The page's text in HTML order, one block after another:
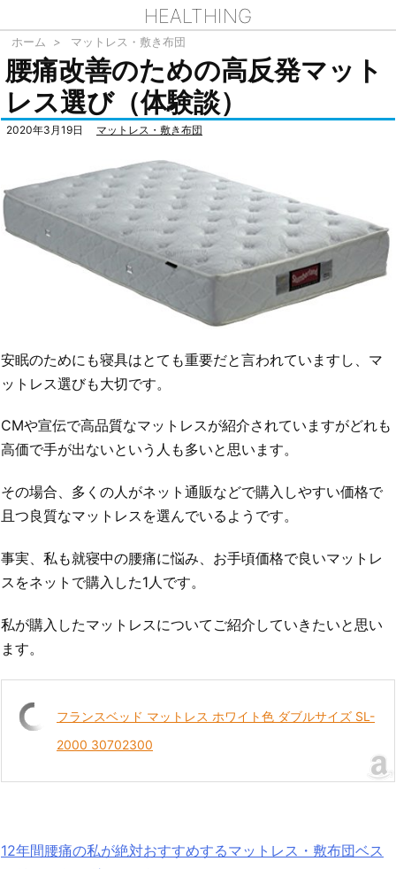
HEALTHING
ホーム > マットレス・敷き布団
腰痛改善のための高反発マット
レス選び（体験談）
2020年3月19日 マットレス・敷き布団
安眠のためにも寝具はとても重要だと言われていますし、マ
ットレス選びも大切です。
CMや宣伝で高品質なマットレスが紹介されていますがどれも
高価で手が出ないという人も多いと思います。
その場合、多くの人がネット通販などで購入しやすい価格で
且つ良質なマットレスを選んでいるようです。
事実、私も就寝中の腰痛に悩み、お手頃価格で良いマットレ
スをネットで購入した1人です。
私が購入したマットレスについてご紹介していきたいと思い
ます。
フランスベッド マットレス ホワイト色 ダブルサイズ SL-
2000 30702300
12年間腰痛の私が絶対おすすめするマットレス・敷布団ベス